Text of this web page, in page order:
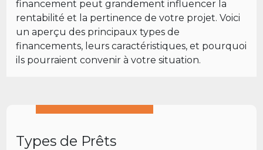
financement peut grandement influencer la
rentabilité et la pertinence de votre projet. Voici
un aperçu des principaux types de
financements, leurs caractéristiques, et pourquoi
ils pourraient convenir à votre situation.
Types de Prêts